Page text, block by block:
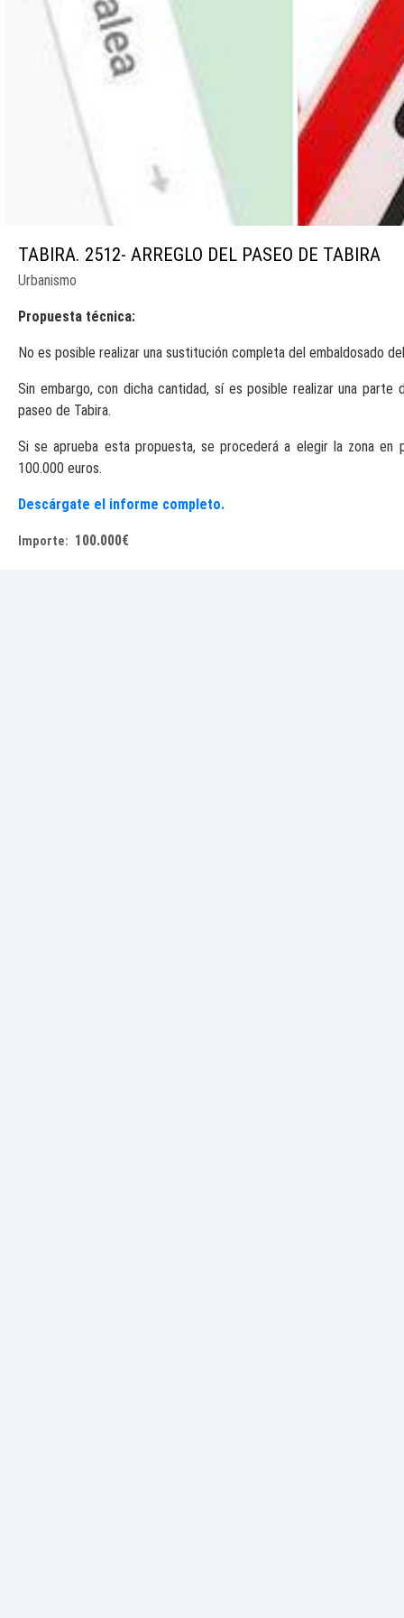
TABIRA. 2512- ARREGLO DEL PASEO DE TABIRA
Urbanismo
Propuesta técnica:
No es posible realizar una sustitución completa del embaldosado
Sin embargo, con dicha cantidad, sí es posible realizar una
paseo de Tabira.
Si se aprueba esta propuesta, se procederá a elegir la zona
100.000 euros.
Descárgate el informe completo.
Importe: 100.000€